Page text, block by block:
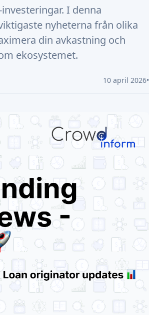
I denna
nyheterna från olika
din avkastning och
ekosystemet.
10 april 2026•